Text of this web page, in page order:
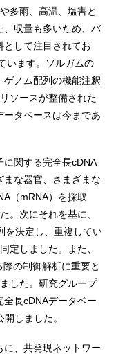
多雨、高温、塩害と
、収量も多いため、バ
として注目されてお
います。ソルガムの
ノム配列の機能注釈
ソースが整備された
タベースは今まであ
に関する完全長cDNA
な器官、さまざまな
（mRNA）を採取
。次にそれを基に、
を決定し、重複してい
定しました。また、
の制御解析に重要と
した。研究グループ
長cDNAデータベー
しました。
に、共発現ネットワー